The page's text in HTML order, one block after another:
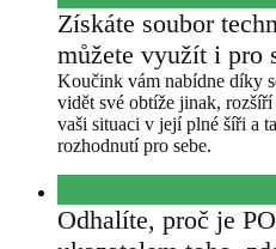
Získáte soubor
můžete využít i pro
Koučink vám nabídne díky
vidět své obtíže jinak,
vaši situaci v její plné šíři a
rozhodnutí pro sebe.
Odhalíte, proč je